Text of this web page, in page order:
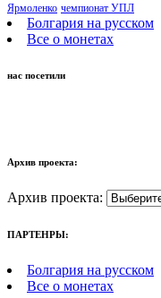
Ярмоленко чемпионат УПЛ
Болгария на русском
Все о монетах
нас посетили
Архив проекта:
Архив проекта:
ПАРТЕНРЫ:
Болгария на русском
Все о монетах